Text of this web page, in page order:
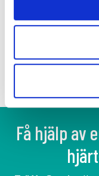
⭐️⭐️⭐️⭐️⭐️
”Excellent
him. Trust
Få hjälp av